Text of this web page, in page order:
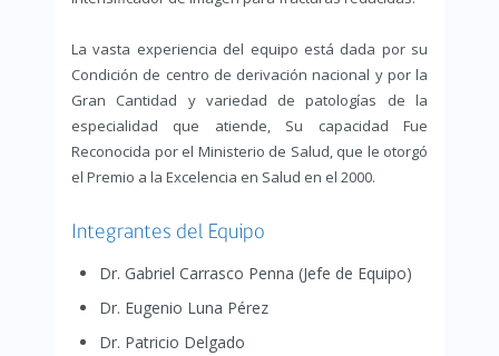
La vasta experiencia del equipo está dada por su
Condición de centro de derivación nacional y por la
Gran Cantidad y variedad de patologías de la
especialidad que atiende, Su capacidad Fue
Reconocida por el Ministerio de Salud, que le otorgó
el Premio a la Excelencia en Salud en el 2000.
Integrantes del Equipo
Dr. Gabriel Carrasco Penna (Jefe de Equipo)
Dr. Eugenio Luna Pérez
Dr. Patricio Delgado